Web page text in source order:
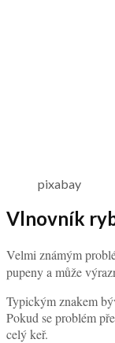
pixabay
Vlnovník
Velmi známým
pupeny a může
Typickým znakem
Pokud se problém
celý keř.